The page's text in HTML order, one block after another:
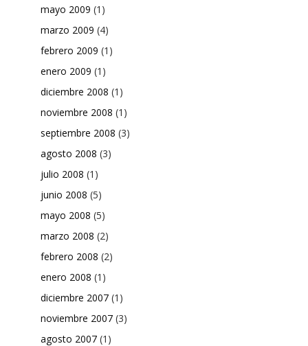
mayo 2009 (1)
marzo 2009 (4)
febrero 2009 (1)
enero 2009 (1)
diciembre 2008 (1)
noviembre 2008 (1)
septiembre 2008 (3)
agosto 2008 (3)
julio 2008 (1)
junio 2008 (5)
mayo 2008 (5)
marzo 2008 (2)
febrero 2008 (2)
enero 2008 (1)
diciembre 2007 (1)
noviembre 2007 (3)
agosto 2007 (1)